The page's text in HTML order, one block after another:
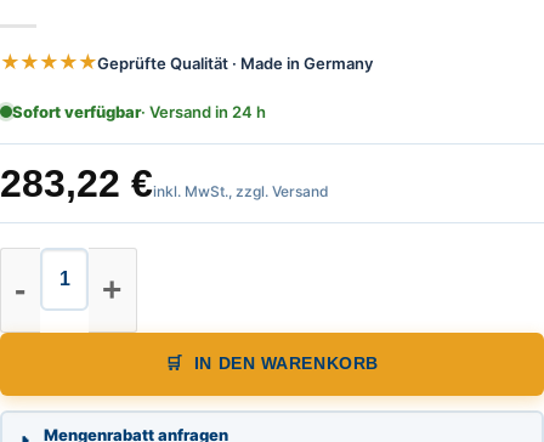
★★★★★Geprüfte Qualität · Made in Germany
Sofort verfügbar· Versand in 24 h
283,22 €inkl. MwSt., zzgl. Versand
Teleskopmaßstab, Nivellierlatte,
IN DEN WARENKORB
Mengenrabatt anfragen